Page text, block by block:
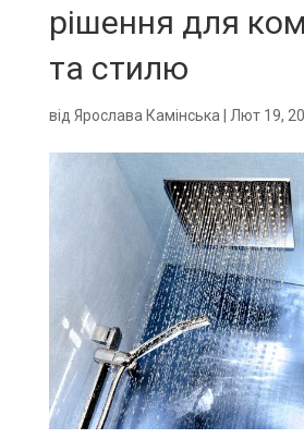
рішення для
та стилю
від Ярослава Камінська Лют 19,